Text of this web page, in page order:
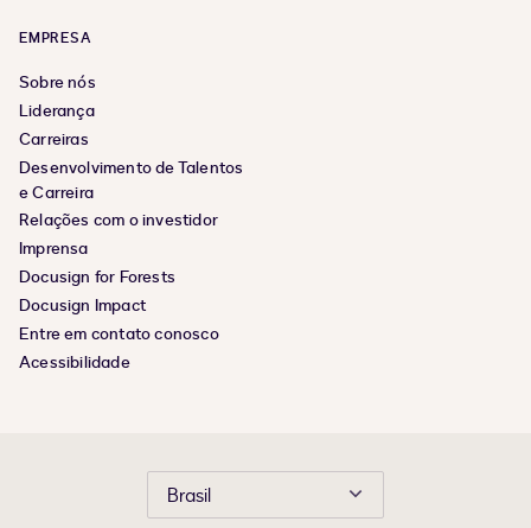
EMPRESA
Sobre nós
Liderança
Carreiras
Desenvolvimento de Talentos
e Carreira
Relações com o investidor
Imprensa
Docusign for Forests
Docusign Impact
Entre em contato conosco
Acessibilidade
Brasil